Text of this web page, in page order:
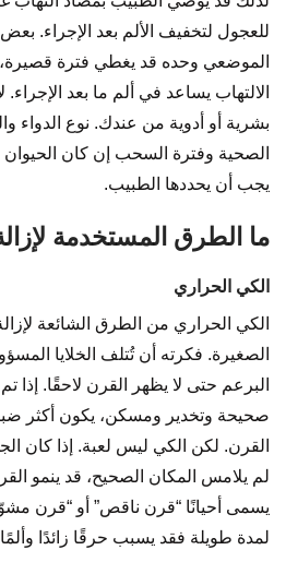
للعجول لتخفيف الألم بعد الإجراء. بعض
الموضعي وحده قد يغطي فترة قصيرة،
الالتهاب يساعد في ألم ما بعد
بشرية أو أدوية من عندك. نوع الدواء
الصحية وفترة السحب إن كان الحيوان
يجب أن يحددها الطبيب.
ما الطرق المستخدمة
الكي الحراري
الكي الحراري من الطرق الشائعة
الصغيرة. فكرته أن تُتلف الخلايا
البرعم حتى لا يظهر القرن لاحقًا. إذا
صحيحة وتخدير ومسكن، يكون أكثر
القرن. لكن الكي ليس لعبة. إذا كان
لم يلامس المكان الصحيح، قد ينمو
يسمى أحيانًا “قرن ناقص” أو “قرن
لمدة طويلة فقد يسبب حرقًا زائدًا